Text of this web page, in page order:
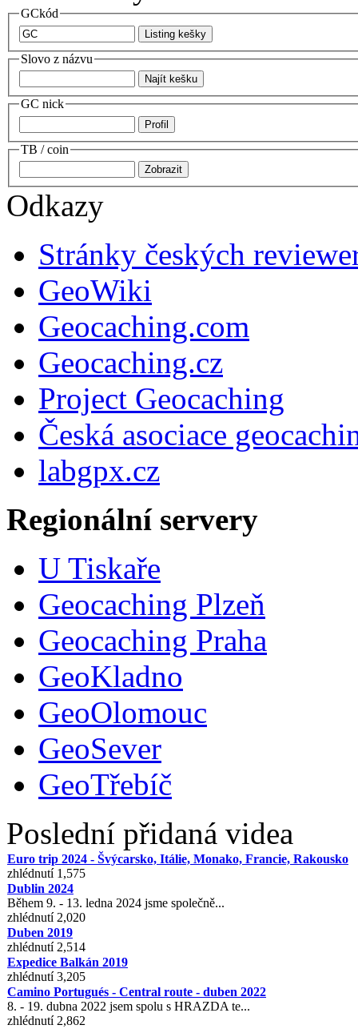
GCkód
Slovo z názvu
GC nick
TB / coin
Odkazy
Stránky českých
GeoWiki
Geocaching.com
Geocaching.cz
Project Geocaching
Česká asociace
labgpx.cz
Regionální servery
U Tiskaře
Geocaching Plzeň
Geocaching Praha
GeoKladno
GeoOlomouc
GeoSever
GeoTřebíč
Poslední přidaná videa
Euro trip 2024 - Švýcarsko, Itálie, Monako, Francie, Rakousko
zhlédnutí 1,575
Dublin 2024
Během 9. - 13. ledna 2024 jsme společně...
zhlédnutí 2,020
Duben 2019
zhlédnutí 2,514
Expedice Balkán 2019
zhlédnutí 3,205
Camino Portugués - Central route - duben 2022
8. - 19. dubna 2022 jsem spolu s HRAZDA te...
zhlédnutí 2,862